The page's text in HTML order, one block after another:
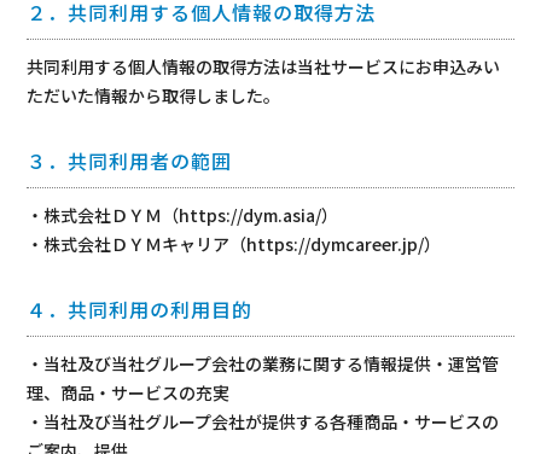
２．共同利用する個人情報の取得方法
共同利用する個人情報の取得方法は当社サービスにお申込みい
ただいた情報から取得しました。
３．共同利用者の範囲
・株式会社ＤＹＭ（https://dym.asia/）
・株式会社ＤＹＭキャリア（https://dymcareer.jp/）
４．共同利用の利用目的
・当社及び当社グループ会社の業務に関する情報提供・運営管
理、商品・サービスの充実
・当社及び当社グループ会社が提供する各種商品・サービスの